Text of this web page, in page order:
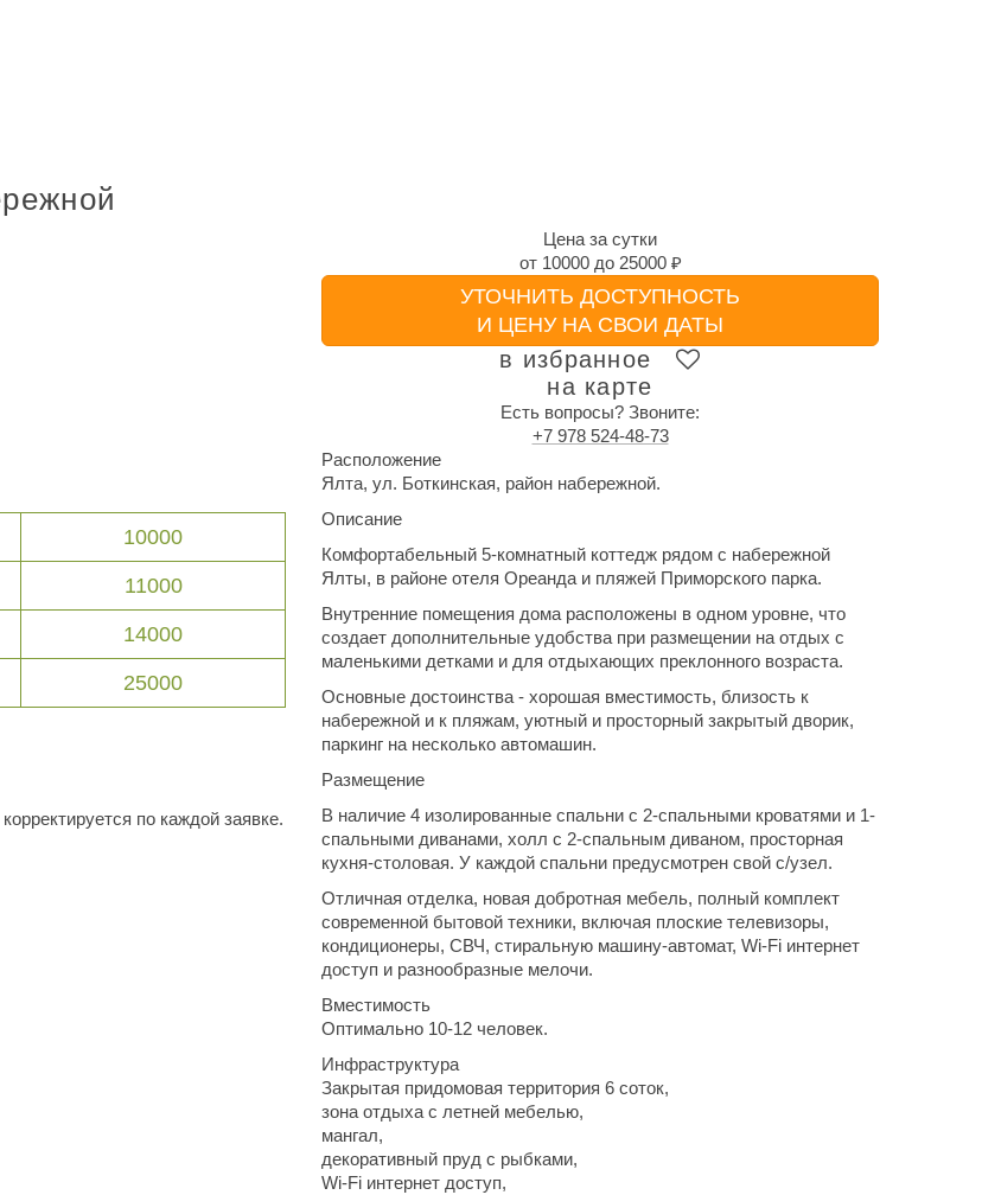
Цена за сутки
от 10000до 25000 ₽
УТОЧНИТЬ ДОСТУПНОСТЬ
И ЦЕНУ НА СВОИ ДАТЫ
в избранное
на карте
Есть вопросы? Звоните:
+7 978 524-48-73
10000
11000
14000
25000
по каждой заявке.
Расположение
Ялта, ул. Боткинская, район набережной.
Описание
Комфортабельный 5-комнатный коттедж рядом с набережной
Ялты, в районе отеля Ореанда и пляжей Приморского парка.
Внутренние помещения дома расположены в одном уровне, что
создает дополнительные удобства при размещении на отдых с
маленькими детками и для отдыхающих преклонного возраста.
Основные достоинства - хорошая вместимость, близость к
набережной и к пляжам, уютный и просторный закрытый дворик,
паркинг на несколько автомашин.
Размещение
В наличие 4 изолированные спальни с 2-спальными кроватями и 1-
спальными диванами, холл с 2-спальным диваном, просторная
кухня-столовая. У каждой спальни предусмотрен свой с/узел.
Отличная отделка, новая добротная мебель, полный комплект
современной бытовой техники, включая плоские телевизоры,
кондиционеры, СВЧ, стиральную машину-автомат, Wi-Fi интернет
доступ и разнообразные мелочи.
Вместимость
Оптимально 10-12 человек.
Инфраструктура
Закрытая придомовая территория 6 соток,
зона отдыха с летней мебелью,
мангал,
декоративный пруд с рыбками,
Wi-Fi интернет доступ,